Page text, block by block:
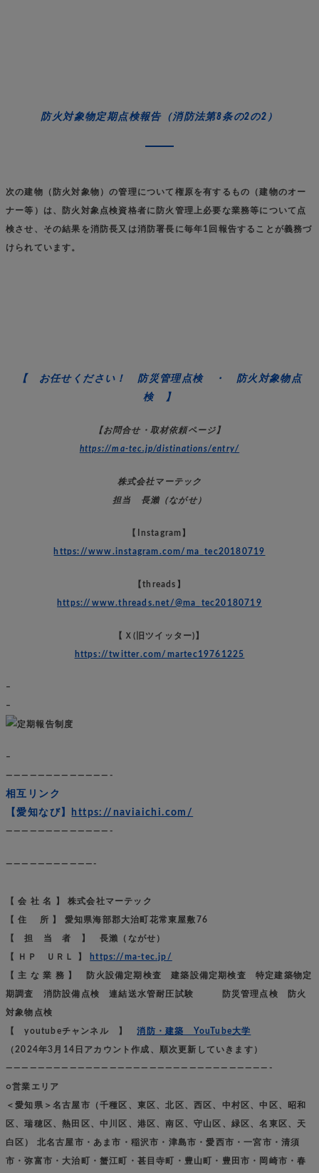
防火対象物定期点検報告（消防法第8条の2の2）
次の建物（防火対象物）の管理について権原を有するもの（建物のオー
ナー等）は、防火対象点検資格者に防火管理上必要な業務等について点
検させ、その結果を消防長又は消防署長に毎年1回報告することが義務づ
けられています。
【 お任せください！ 防災管理点検 ・ 防火対象物点
検 】
【お問合せ・取材依頼ページ】
https://ma-tec.jp/distinations/entry/
株式会社マーテック
担当 長瀨（ながせ）
【Instagram】
https://www.instagram.com/ma_tec20180719
【threads】
https://www.threads.net/@ma_tec20180719
【Ｘ(旧ツイッター)】
https://twitter.com/martec19761225
–
–
–
—————————————-
相互リンク
【愛知なび】
https://naviaichi.com/
—————————————-
———————————-
【 会 社 名 】 株式会社マーテック
【 住 所 】 愛知県海部郡大治町花常東屋敷76
【 担 当 者 】 長瀨（ながせ）
【 ＨＰ ＵＲＬ 】 https://ma-tec.jp/
【 主 な 業 務 】 防火設備定期検査 建築設備定期検査 特定建築物定
期調査 消防設備点検 連結送水管耐圧試験 防災管理点検 防火
対象物点検
【 youtubeチャンネル 】消防・建築 YouTube大学
（2024年3月14日アカウント作成、順次更新していきます）
—————————————————————————————————-
○営業エリア
＜愛知県＞名古屋市（千種区、東区、北区、西区、中村区、中区、昭和
区、瑞穂区、熱田区、中川区、港区、南区、守山区、緑区、名東区、天
白区） 北名古屋市・あま市・稲沢市・津島市・愛西市・一宮市・清須
市・弥富市・大治町・蟹江町・甚目寺町・豊山町・豊田市・岡崎市・春